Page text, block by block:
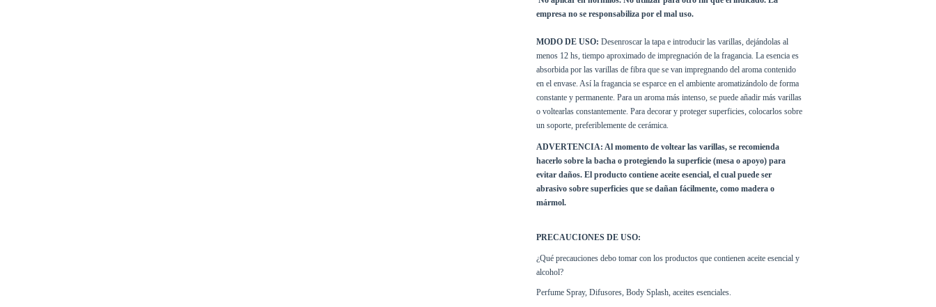
empresa no se responsabiliza por el mal uso.
MODO DE USO: Desenroscar la tapa e introducir las varillas, dejándolas al
menos 12 hs, tiempo aproximado de impregnación de la fragancia. La esencia es
absorbida por las varillas de fibra que se van impregnando del aroma contenido
en el envase. Así la fragancia se esparce en el ambiente aromatizándolo de forma
constante y permanente. Para un aroma más intenso, se puede añadir más varillas
o voltearlas constantemente. Para decorar y proteger superficies, colocarlos sobre
un soporte, preferiblemente de cerámica.
ADVERTENCIA: Al momento de voltear las varillas, se recomienda
hacerlo sobre la bacha o protegiendo la superficie (mesa o apoyo) para
evitar daños. El producto contiene aceite esencial, el cual puede ser
abrasivo sobre superficies que se dañan fácilmente, como madera o
mármol.
PRECAUCIONES DE USO:
¿Qué precauciones debo tomar con los productos que contienen aceite esencial y
alcohol?
Perfume Spray, Difusores, Body Splash, aceites esenciales.